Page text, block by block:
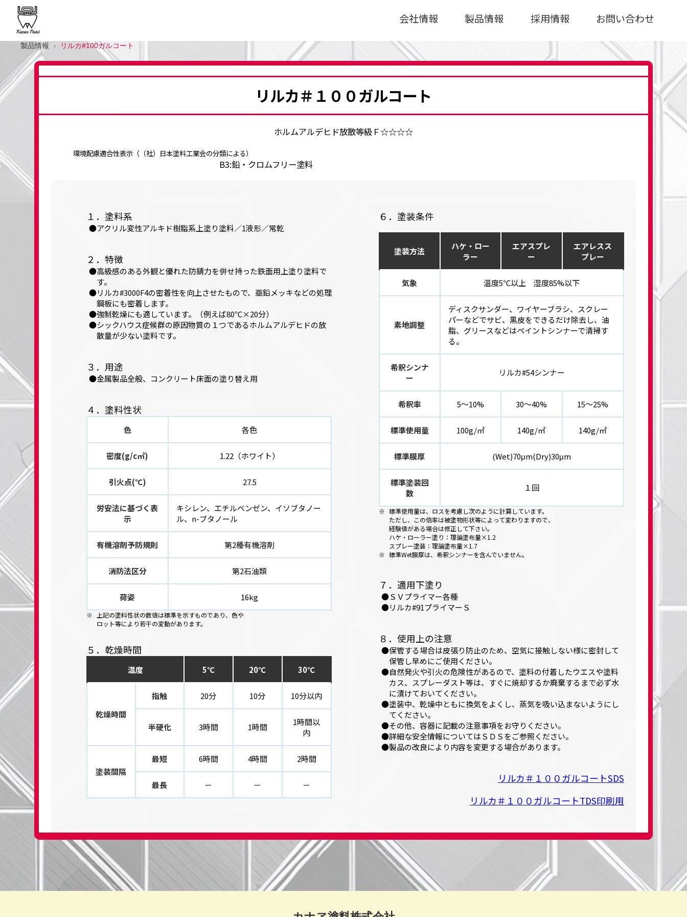
会社情報 製品情報 採用情報 お問い合わせ
製品情報 リルカ#100ガルコート
リルカ＃１００ガルコート
ホルムアルデヒド放散等級Ｆ☆☆☆☆
環境配慮適合性表示（（社）日本塗料工業会の分類による）
B3:鉛・クロムフリー塗料
１．塗料系
アクリル変性アルキド樹脂系上塗り塗料／1液形／常乾
２．特徴
高級感のある外観と優れた防錆力を併せ持った鉄面用上塗り塗料で
す。
リルカ#3000F4の密着性を向上させたもので、亜鉛メッキなどの処理
鋼板にも密着します。
強制乾燥にも適しています。（例えば80℃×20分）
シックハウス症候群の原因物質の１つであるホルムアルデヒドの放
散量が少ない塗料です。
３．用途
金属製品全般、コンクリート床面の塗り替え用
４．塗料性状
色 各色
密度(g/c㎥) 1.22（ホワイト）
引火点(℃) 27.5
労安法に基づく表
示
キシレン、エチルベンゼン、イソブタノー
ル、n-ブタノール
有機溶剤予防規則 第2種有機溶剤
消防法区分 第2石油類
荷姿 16kg
上記の塗料性状の数値は標準を示すものであり、色や
ロット等により若干の変動があります。
５．乾燥時間
温度 5℃ 20℃ 30℃
乾燥時間
指触 20分 10分 10分以内
半硬化 3時間 1時間
1時間以
内
塗装間隔
最短 6時間 4時間 2時間
最長 － － －
６．塗装条件
塗装方法
ハケ・ロー
ラー
エアスプレ
ー
エアレスス
プレー
気象 温度5℃以上 湿度85%以下
素地調整
ディスクサンダー、ワイヤーブラシ、スクレー
パーなどでサビ、黒皮をできるだけ除去し、油
脂、グリースなどはペイントシンナーで清掃す
る。
希釈シンナ
ー
リルカ#54シンナー
希釈率 5～10% 30～40% 15～25%
標準使用量 100g/㎡ 140g/㎡ 140g/㎡
標準膜厚 (Wet)70μm(Dry)30μm
標準塗装回
数
１回
標準使用量は、ロスを考慮し次のように計算しています。
ただし、この倍率は被塗物形状等によって変わりますので、
経験値がある場合は修正して下さい。
ハケ・ローラー塗り：理論塗布量×1.2
スプレー塗装：理論塗布量×1.7
標準Wet膜厚は、希釈シンナーを含んでいません。
７．適用下塗り
ＳＶプライマー各種
リルカ#91プライマーＳ
８．使用上の注意
保管する場合は皮張り防止のため、空気に接触しない様に密封して
保管し早めにご使用ください。
自然発火や引火の危険性があるので、塗料の付着したウエスや塗料
カス、スプレーダスト等は、すぐに焼却するか廃棄するまで必ず水
に漬けておいてください。
塗装中、乾燥中ともに換気をよくし、蒸気を吸い込まないようにし
てください。
その他、容器に記載の注意事項をお守りください。
詳細な安全情報についてはＳＤＳをご参照ください。
製品の改良により内容を変更する場合があります。
リルカ＃１００ガルコートSDS
リルカ＃１００ガルコートTDS印刷用